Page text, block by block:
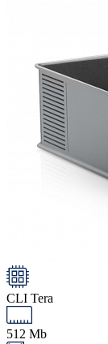
CLI Tera
512 Mb